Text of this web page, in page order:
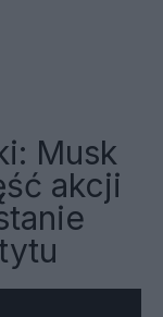
Musk
akcji